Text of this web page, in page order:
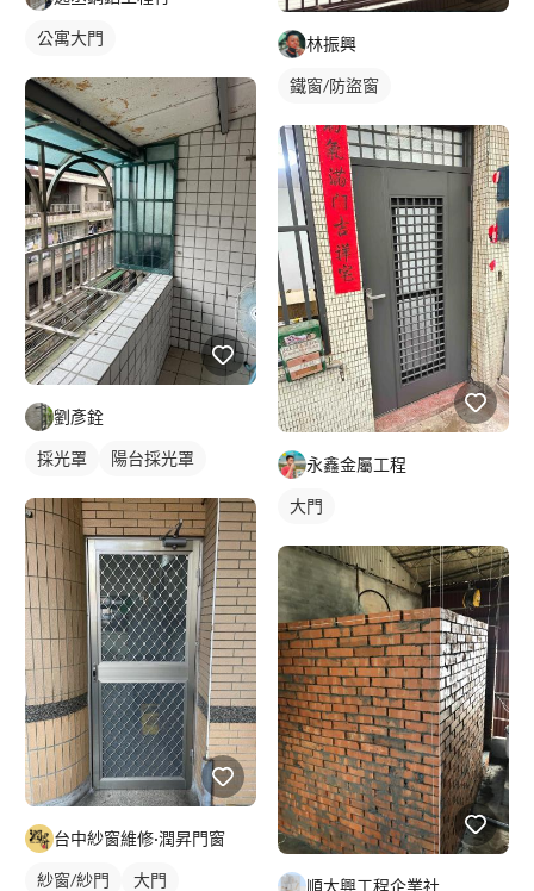
公寓大門
劉彥銓
採光罩 陽台採光罩
台中紗窗維修·潤昇門窗
紗窗/紗門 大門
林振興
鐵窗/防盜窗
永鑫金屬工程
大門
順大興工程企業社